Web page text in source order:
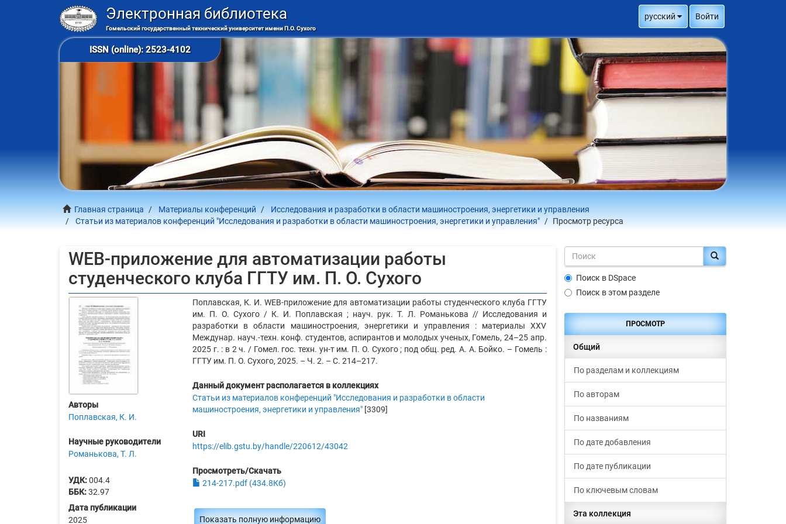
Электронная библиотека
Гомельский государственный технический университет имени П.О. Сухого
русский Войти
ISSN (online): 2523-4102
Главная страница Материалы конференций
Исследования и разработки в области машиностроения, энергетики и управления
Статьи из материалов конференций "Исследования и разработки в области машиностроения, энергетики и управления"
Просмотр ресурса
WEB-приложение для автоматизации работы
студенческого клуба ГГТУ им. П. О. Сухого
Авторы
Поплавская, К. И.
Научные руководители
Романькова, Т. Л.
УДК:004.4
ББК:32.97
Дата публикации
2025
Поплавская, К. И. WEB-приложение для автоматизации работы студенческого клуба ГГТУ
им. П. О. Сухого / К. И. Поплавская ; науч. рук. Т. Л. Романькова // Исследования и
разработки в области машиностроения, энергетики и управления : материалы XXV
Междунар. науч.-техн. конф. студентов, аспирантов и молодых ученых, Гомель, 24–25 апр.
2025 г. : в 2 ч. / Гомел. гос. техн. ун-т им. П. О. Сухого ; под общ. ред. А. А. Бойко. – Гомель :
ГГТУ им. П. О. Сухого, 2025. – Ч. 2. – С. 214–217.
Данный документ располагается в коллекциях
Статьи из материалов конференций "Исследования и разработки в области
машиностроения, энергетики и управления"[3309]
URI
https://elib.gstu.by/handle/220612/43042
Просмотреть/Скачать
214-217.pdf (434.8Кб)
Показать полную информацию
Поиск в DSpace
Поиск в этом разделе
ПРОСМОТР
Общий
По разделам и коллекциям
По авторам
По названиям
По дате добавления
По дате публикации
По ключевым словам
Эта коллекция